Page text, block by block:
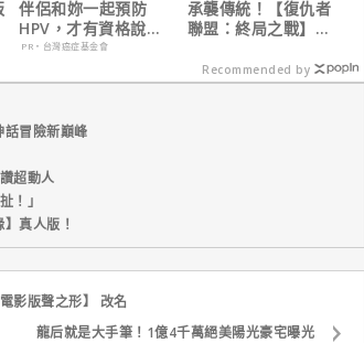
伴侶和妳一起預防
HPV，才有資格說愛
妳！
PR・台灣癌症基金會
承襲傳統！【復仇者
聯盟：終局之戰】導
生日】破紀錄！
Recommended by
冒險新巔峰
超動人
！」
真人版！
影版聲之形】 改名
龍后就是大手筆！1億4千萬絕美陽光豪宅曝光